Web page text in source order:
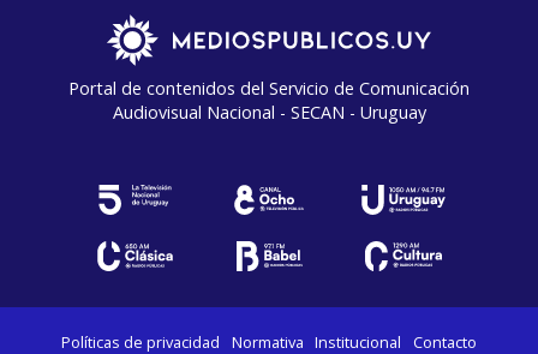
Portal de contenidos del Servicio de Comunicación
Audiovisual Nacional - SECAN - Uruguay
Políticas de privacidad Normativa Institucional Contacto